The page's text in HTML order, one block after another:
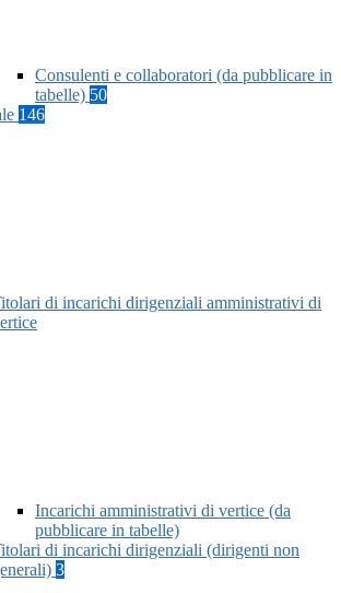
Consulenti e collaboratori (da pubblicare in
tabelle) 50
146
di incarichi dirigenziali amministrativi di
Incarichi amministrativi di vertice (da
pubblicare in tabelle)
di incarichi dirigenziali (dirigenti non
3